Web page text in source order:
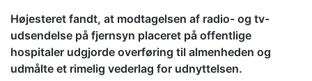
Højesteret fandt, at modtagelsen af radio- og tv-
udsendelse på fjernsyn placeret på offentlige
hospitaler udgjorde overføring til almenheden og
udmålte et rimelig vederlag for udnyttelsen.